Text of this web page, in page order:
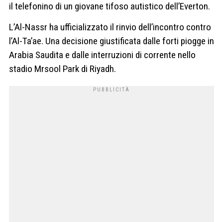
il telefonino di un giovane tifoso autistico dell’Everton.
L’Al-Nassr ha ufficializzato il rinvio dell’incontro contro
l’Al-Ta’ae. Una decisione giustificata dalle forti piogge in
Arabia Saudita e dalle interruzioni di corrente nello
stadio Mrsool Park di Riyadh.